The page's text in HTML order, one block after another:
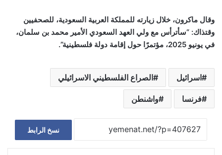
وقال ماكرون، خلال زيارته للمملكة العربية السعودية، للصحفيين
وقتذاك: “سأترأس مع ولي العهد السعودي الأمير محمد بن سلمان،
في يونيو 2025، مؤتمرًا حول إقامة دولة فلسطينية”.
اسرائيل الصراع الفلسطيني الاسرائيلي
فرنسا واشنطن
نسخ الرابط